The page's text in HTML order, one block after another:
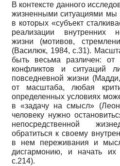
В контексте данного
жизненными ситуациями мы
в которых «субъект
реализации внутренних
жизни (мотивов,
(Василюк, 1984, с.31).
быть весьма различен: от
конфликтов и ситуаций
повседневной жизни
от масштаба, любая
определенных условиях
в «задачу на смысл»
человеку нужно
непосредственной
обратиться к своему
в нем переживания и
дисгармонию, и начать
с.214).